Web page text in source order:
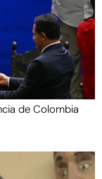
de Colombia